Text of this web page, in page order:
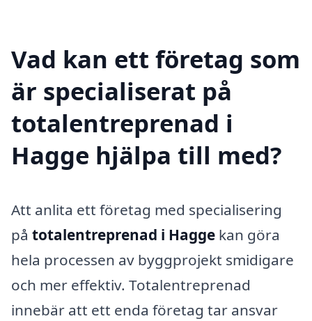
Vad kan ett företag som
är specialiserat på
totalentreprenad i
Hagge hjälpa till med?
Att anlita ett företag med specialisering
på totalentreprenad i Hagge kan göra
hela processen av byggprojekt smidigare
och mer effektiv. Totalentreprenad
innebär att ett enda företag tar ansvar